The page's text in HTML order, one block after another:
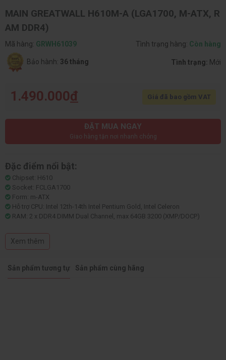
MAIN GREATWALL H610M-A (LGA1700, M-ATX, R
AM DDR4)
Mã hàng: GRWH61039 Tình trạng hàng: Còn hàng
Bảo hành: 36 tháng Tình trạng: Mới
1.490.000đ Giá đã bao gồm VAT
ĐẶT MUA NGAY
Giao hàng tận nơi nhanh chóng
Đặc điểm nổi bật:
Chipset: H610
Socket: FCLGA1700
Form: m-ATX
Hỗ trợ CPU: Intel 12th-14th Intel Pentium Gold, Intel Celeron
RAM: 2 x DDR4 DIMM Dual Channel, max 64GB 3200 (XMP/DOCP)
Khe M2: 1 x M.2 2280 PCIe 3.0 x3 & SATA
Xem thêm
Sản phẩm tương tự Sản phẩm cùng hãng